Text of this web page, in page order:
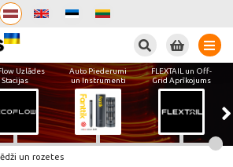
Uzlādes
Stacijas
Auto Piederumi
un Instrumenti
FLEXTAIL un Off-
Grid Aprīkojums
un rozetes